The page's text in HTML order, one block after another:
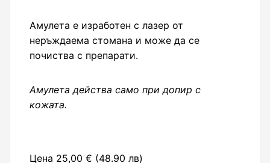
Амулета е изработен с лазер от
неръждаема стомана и може да се
почиства с препарати.
Амулета действа само при допир с
кожата.
Цена 25,00 € (48.90 лв)